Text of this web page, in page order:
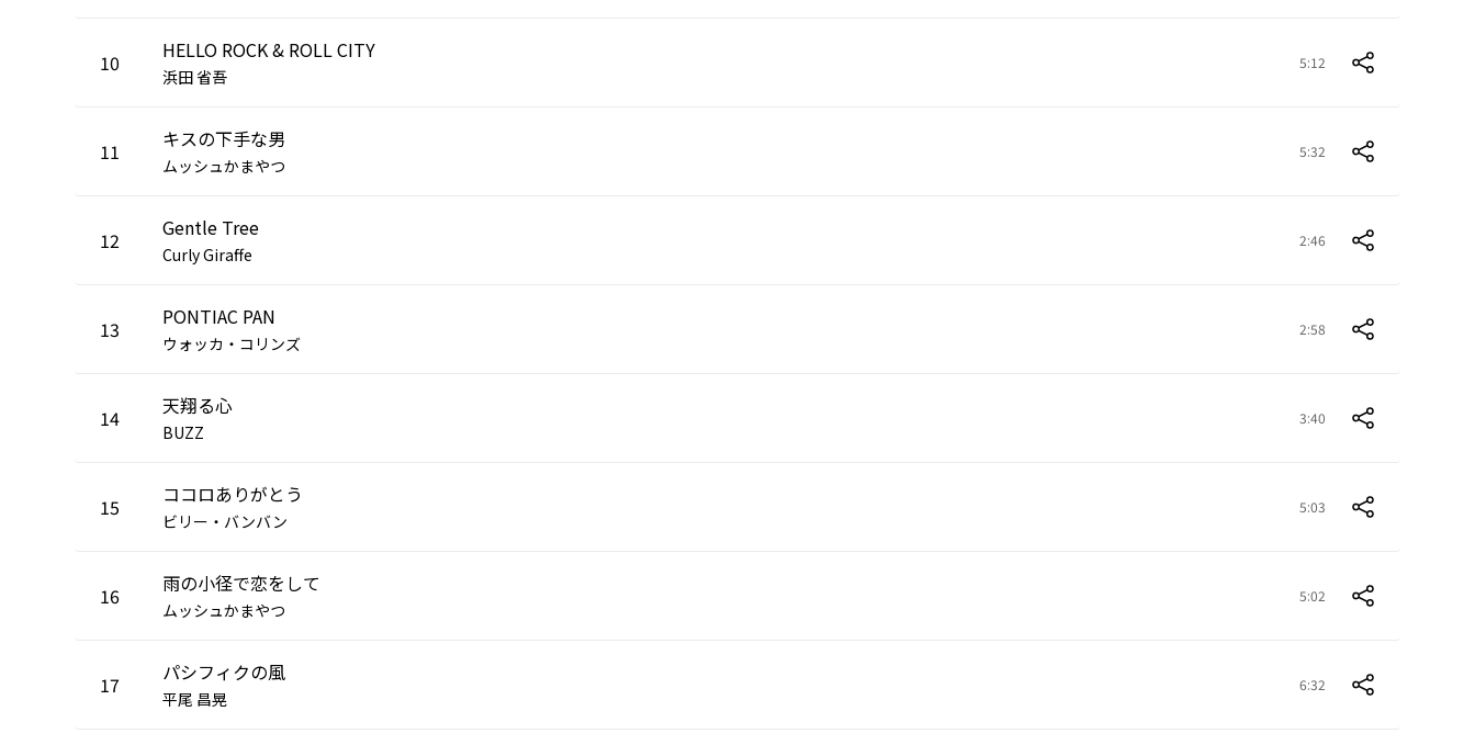
10 HELLO ROCK & ROLL CITY
浜田 省吾
5:12
11 キスの下手な男
ムッシュかまやつ
5:32
12 Gentle Tree
Curly Giraffe
2:46
13 PONTIAC PAN
ウォッカ・コリンズ
2:58
14 天翔る心
BUZZ
3:40
15 ココロありがとう
ビリー・バンバン
5:03
16 雨の小径で恋をして
ムッシュかまやつ
5:02
17 パシフィクの風
平尾 昌晃
6:32